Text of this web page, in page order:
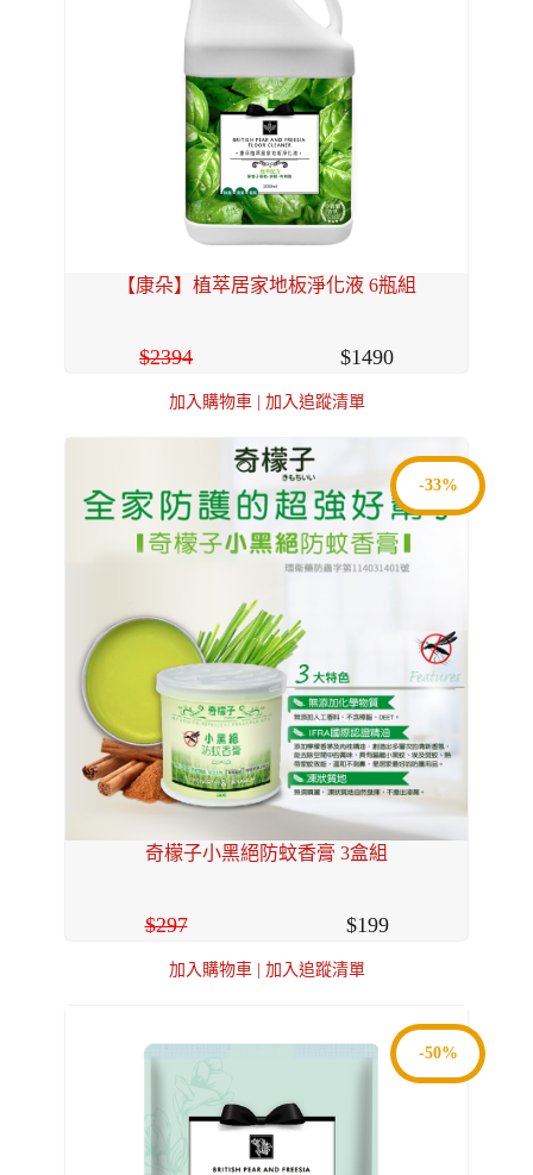
【康朵】植萃居家地板淨化液 6瓶組
2394 1490
加入購物車 | 加入追蹤清單
-33%
奇檬子小黑絕防蚊香膏 3盒組
297 199
加入購物車 | 加入追蹤清單
-50%